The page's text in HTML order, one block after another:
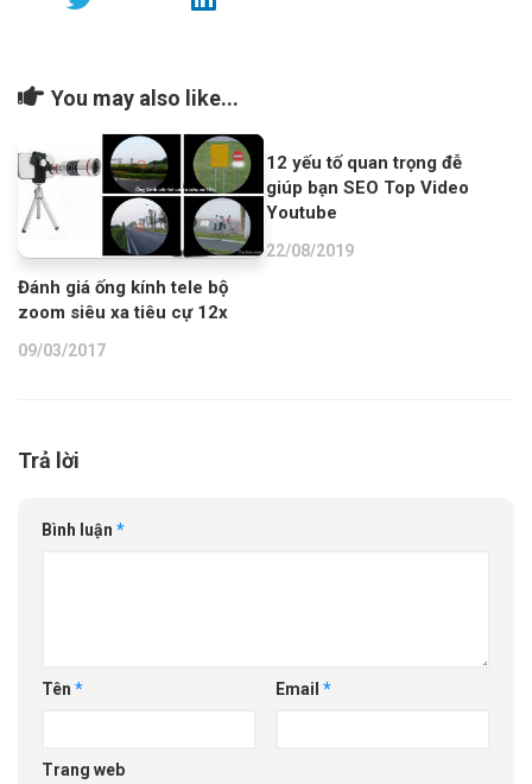
You may also like...
Đánh giá ống kính tele bộ
zoom siêu xa tiêu cự 12x
09/03/2017
12 yếu tố quan trọng đễ
giúp bạn SEO Top Video
Youtube
22/08/2019
Trả lời
Bình luận *
Tên * Email *
Trang web